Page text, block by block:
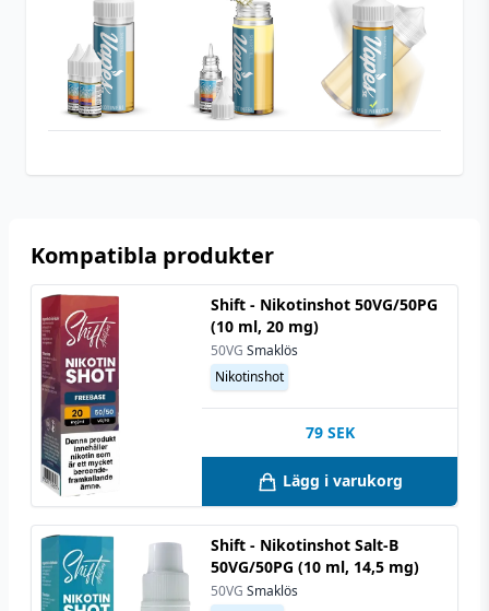
Tillverkare
Fantastic Juice
Tillverkningsland Malaysia
Typ
Shortfill
10 ml (1 st)
Kompatibla produkter
Shift - Nikotinshot 50VG/50PG
(10 ml, 20 mg)
50VG Smaklös
Nikotinshot
79 SEK
Lägg i varukorg
Shift - Nikotinshot Salt-B
50VG/50PG (10 ml, 14,5 mg)
50VG Smaklös